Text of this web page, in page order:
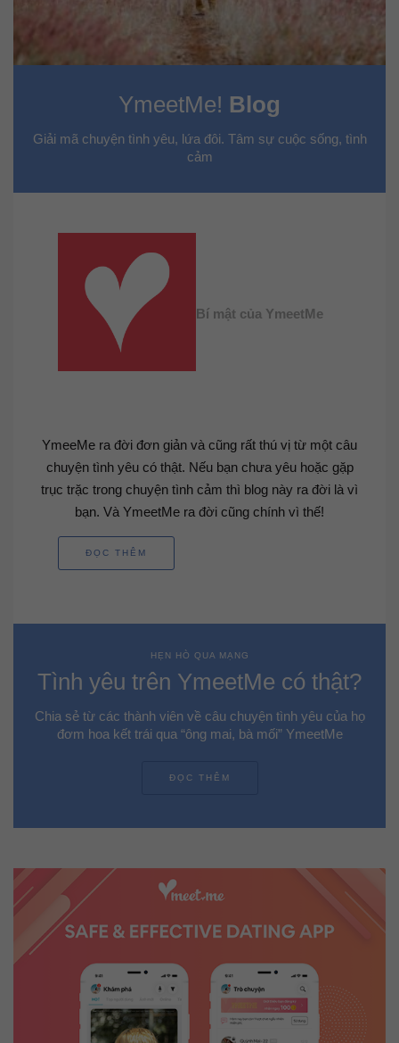
YmeetMe! Blog
Giải mã chuyện tình yêu, lứa đôi. Tâm sự cuộc sống, tình
cảm
Bí mật của YmeetMe
YmeeMe ra đời đơn giản và cũng rất thú vị từ một câu
chuyện tình yêu có thật. Nếu bạn chưa yêu hoặc gặp
trục trặc trong chuyện tình cảm thì blog này ra đời là vì
bạn. Và YmeetMe ra đời cũng chính vì thế!
ĐỌC THÊM
HẸN HÒ QUA MẠNG
Tình yêu trên YmeetMe có thật?
Chia sẻ từ các thành viên về câu chuyện tình yêu của họ
đơm hoa kết trái qua “ông mai, bà mối” YmeetMe
ĐỌC THÊM